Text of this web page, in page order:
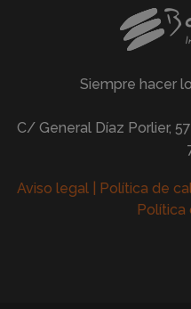
Siempre hacer
C/ General Díaz Porlier,
Aviso legal Política de
Política